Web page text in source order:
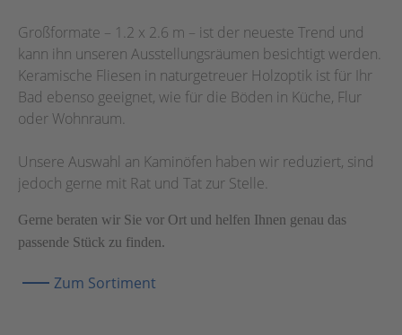
Großformate – 1.2 x 2.6 m – ist der neueste Trend und
kann ihn unseren Ausstellungsräumen besichtigt werden.
Keramische Fliesen in naturgetreuer Holzoptik ist für Ihr
Bad ebenso geeignet, wie für die Böden in Küche, Flur
oder Wohnraum.
Unsere Auswahl an Kaminöfen haben wir reduziert, sind
jedoch gerne mit Rat und Tat zur Stelle.
Gerne beraten wir Sie vor Ort und helfen Ihnen genau das
passende Stück zu finden.
Zum Sortiment